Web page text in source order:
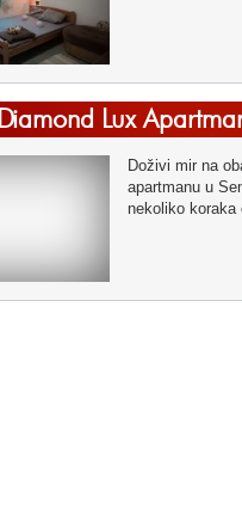
Lux
Doživi mir na
apartmanu u
nekoliko